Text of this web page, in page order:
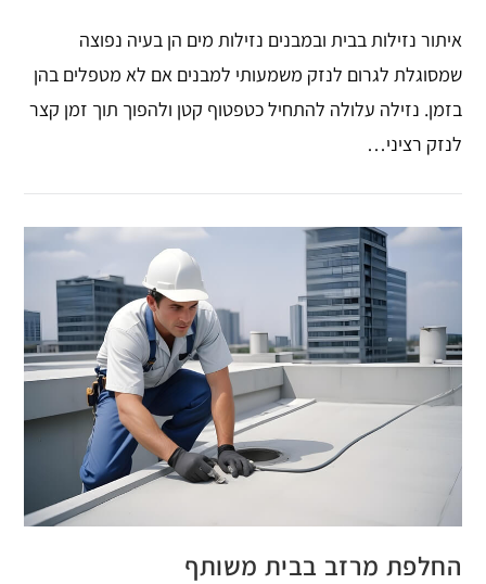
איתור נזילות בבית ובמבנים נזילות מים הן בעיה נפוצה
שמסוגלת לגרום לנזק משמעותי למבנים אם לא מטפלים בהן
בזמן. נזילה עלולה להתחיל כטפטוף קטן ולהפוך תוך זמן קצר
לנזק רציני…
החלפת מרזב בבית משותף